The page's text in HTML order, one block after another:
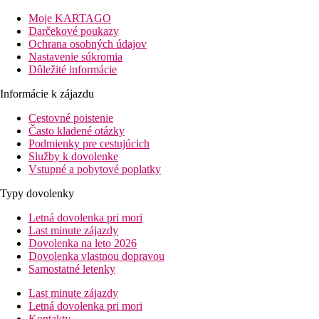
kategórií.
Vzdialenosť
pláže: 700 m
letisko: 25 km
nákupných možností: 300 m
Popis izby
Dvojposteľová izba, Strana mora
klimatizácia
TV/sat.
telefón
minibar
trezor (za poplatok)
balkón alebo terasa s bočným výhľadom na more
Ostatné typy izieb(pokiaľ nie je uvedené inak, majú izby
vyššie uvedené vybavenie)
Suita:spálňa, obývací kút, kuchynka, výhľad do
Suita, Strana mora:
Suita, Strana mora:
Moje KARTAGO
Darčekové poukazy
Ochrana osobných údajov
Nastavenie súkromia
Dôležité informácie
Informácie k zájazdu
Cestovné poistenie
Často kladené otázky
Podmienky pre cestujúcich
Služby k dovolenke
Vstupné a pobytové poplatky
Typy dovolenky
Letná dovolenka pri mori
Last minute zájazdy
Dovolenka na leto 2026
Dovolenka vlastnou dopravou
Samostatné letenky
Last minute zájazdy
Letná dovolenka pri mori